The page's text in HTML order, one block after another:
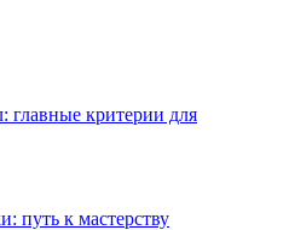
главные критерии для
путь к мастерству